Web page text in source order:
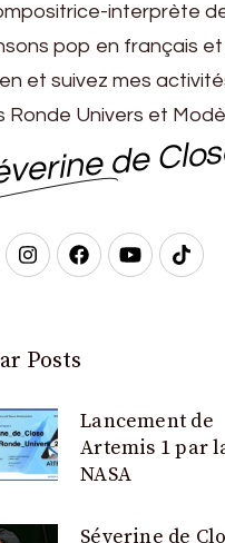
interprète
pop en français et
et suivez mes
Ronde Univers et
de
Posts
Lancement de
Artemis 1 par
NASA
Séverine de